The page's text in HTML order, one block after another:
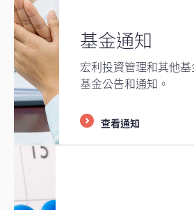
基金通知
宏利投資管理和其他
基金公告和通知。
查看通知